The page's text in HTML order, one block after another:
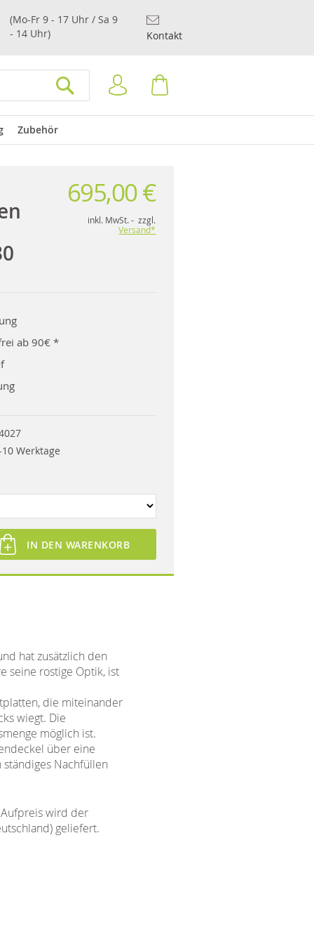
(Mo-Fr 9 - 17 Uhr / Sa 9
- 14 Uhr)
Kontakt
Anmelden
Zubehör
695,00 €
inkl. MwSt. - zzgl.
Versand*
ab 90€ *
Werktage
IN DEN WARENKORB
hat zusätzlich den
seine rostige Optik, ist
die miteinander
wiegt. Die
möglich ist.
über eine
Nachfüllen
wird der
geliefert.